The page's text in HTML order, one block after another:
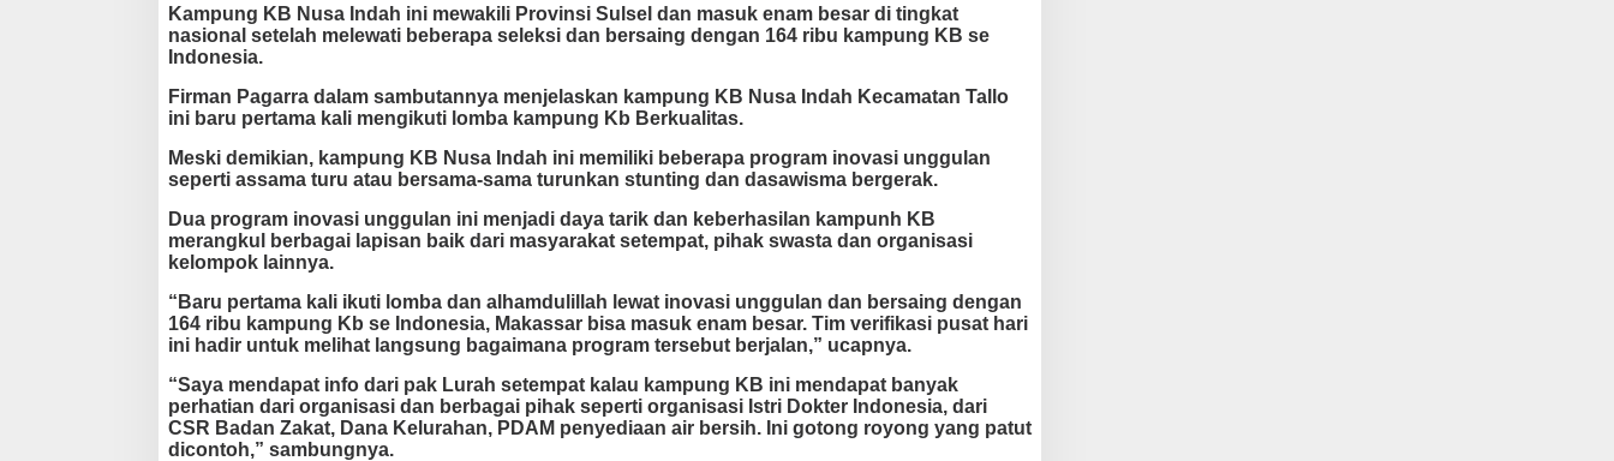
d
c
a
a
t
n
T
l
l
o
Kampung KB Nusa Indah ini mewakili Provinsi Sulsel dan masuk enam besar di tingkat
nasional setelah melewati beberapa seleksi dan bersaing dengan 164 ribu kampung KB se
Indonesia.
Firman Pagarra dalam sambutannya menjelaskan kampung KB Nusa Indah Kecamatan Tallo
ini baru pertama kali mengikuti lomba kampung Kb Berkualitas.
Meski demikian, kampung KB Nusa Indah ini memiliki beberapa program inovasi unggulan
seperti assama turu atau bersama-sama turunkan stunting dan dasawisma bergerak.
Dua program inovasi unggulan ini menjadi daya tarik dan keberhasilan kampunh KB
merangkul berbagai lapisan baik dari masyarakat setempat, pihak swasta dan organisasi
kelompok lainnya.
“Baru pertama kali ikuti lomba dan alhamdulillah lewat inovasi unggulan dan bersaing dengan
164 ribu kampung Kb se Indonesia, Makassar bisa masuk enam besar. Tim verifikasi pusat hari
ini hadir untuk melihat langsung bagaimana program tersebut berjalan,” ucapnya.
“Saya mendapat info dari pak Lurah setempat kalau kampung KB ini mendapat banyak
perhatian dari organisasi dan berbagai pihak seperti organisasi Istri Dokter Indonesia, dari
CSR Badan Zakat, Dana Kelurahan, PDAM penyediaan air bersih. Ini gotong royong yang patut
dicontoh,” sambungnya.